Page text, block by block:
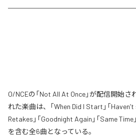
O/NCEの「Not All At Once」が配信開始
れた楽曲は、「When Did I Start」「
Retakes」「Goodnight Again」「Same Time
を含む全6曲となっている。